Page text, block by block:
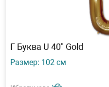
Г Буква U 40" Gold
Размер: 102 см